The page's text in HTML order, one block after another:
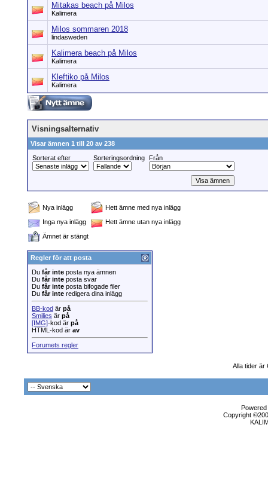
Mitakas beach på Milos
Kalimera
Milos sommaren 2018
lindasweden
Kalimera beach på Milos
Kalimera
Kleftiko på Milos
Kalimera
Visningsalternativ
Visar ämnen 1 till 20 av 238
Sorterat efter
Sorteringsordning Från
Nya inlägg
Hett ämne med nya inlägg
Inga nya inlägg
Hett ämne utan nya inlägg
Ämnet är stängt
Regler för att posta
Du får inte posta nya ämnen
Du får inte posta svar
Du får inte posta bifogade filer
Du får inte redigera dina inlägg
BB-kod är på
Smilies är på
[IMG]-kod är på
HTML-kod är av
Forumets regler
Alla tider är
Copyright